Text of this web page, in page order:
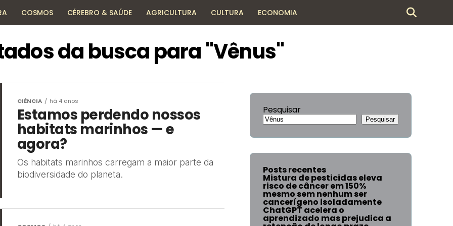
COSMOS CÉREBRO & SAÚDE AGRICULTURA CULTURA ECONOMIA
da busca para "Vênus"
CIÊNCIA há 4 anos
Estamos perdendo nossos
habitats marinhos — e
agora?
Os habitats marinhos carregam a maior parte da
biodiversidade do planeta.
Pesquisar
Pesquisar
Posts recentes
Mistura de pesticidas eleva
risco de câncer em 150%
mesmo sem nenhum ser
cancerígeno isoladamente
ChatGPT acelera o
aprendizado mas prejudica a